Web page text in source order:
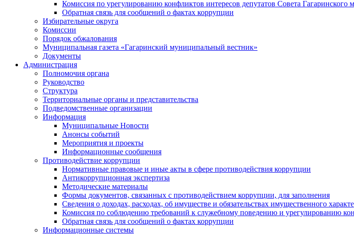
Комиссия по урегулированию конфликтов интересов депутатов Совета Гагаринского
Обратная связь для сообщений о фактах коррупции
Избирательные округа
Комиссии
Порядок обжалования
Муниципальная газета «Гагаринский муниципальный вестник»
Документы
Администрация
Полномочия органа
Руководство
Структура
Территориальные органы и представительства
Подведомственные организации
Информация
Муниципальные Новости
Анонсы событий
Мероприятия и проекты
Информационные сообщения
Противодействие коррупции
Нормативные правовые и иные акты в сфере противодействия коррупции
Антикоррупционная экспертиза
Методические материалы
Формы документов, связанных с противодействием коррупции, для заполнения
Сведения о доходах, расходах, об имуществе и обязательствах имущественного
Комиссия по соблюдению требований к служебному поведению и урегулированию
Обратная связь для сообщений о фактах коррупции
Информационные системы